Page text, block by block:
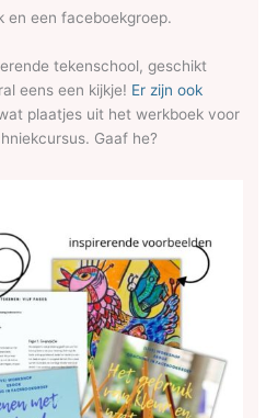
en een faceboekgroep.
tekenschool, geschikt
eens een kijkje! Er zijn ook
plaatjes uit het werkboek voor
Gaaf he?